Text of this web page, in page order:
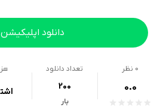
دانلود اپلیکیشن
0 نظر
0.0
تعداد دانلود
200
بار